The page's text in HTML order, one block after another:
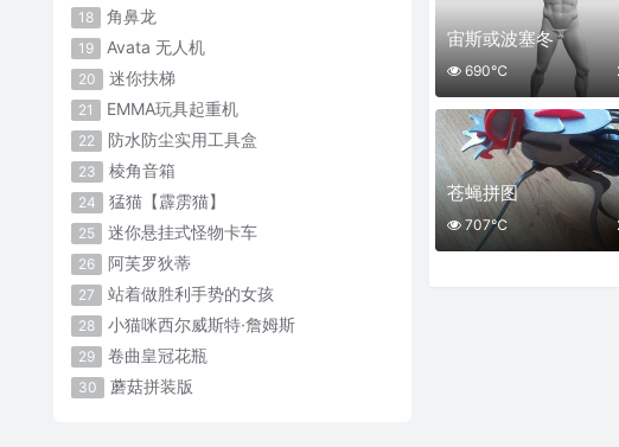
宙斯或波塞冬
690℃
苍蝇拼图
707℃
18 角鼻龙
19 Avata 无人机
20 迷你扶梯
21 EMMA玩具起重机
22 防水防尘实用工具盒
23 棱角音箱
24 猛猫【霹雳猫】
25 迷你悬挂式怪物卡车
26 阿芙罗狄蒂
27 站着做胜利手势的女孩
28 小猫咪西尔威斯特·詹姆斯
29 卷曲皇冠花瓶
30 蘑菇拼装版